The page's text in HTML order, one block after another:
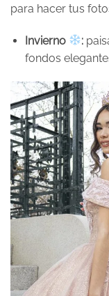
para hacer tus
Invierno :
fondos